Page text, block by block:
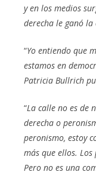
y en los medios
derecha le ganó la
“Yo entiendo que
estamos en
Patricia Bullrich
“La calle no es de
derecha o
peronismo, estoy
más que ellos.
Pero no es una